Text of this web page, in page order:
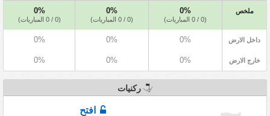
ملخص 0%
(0 / 0 المباريات)
0%
(0 / 0 المباريات)
0%
(0 / 0 المباريات)
داخل الارض 0%
0%
0%
خارج الارض 0%
0%
0%
ركنيات
افتح